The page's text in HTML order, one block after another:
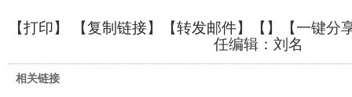
【打印】 【复制链接】【转发邮件】【 】
【一键分
任编辑：刘名
相关链接